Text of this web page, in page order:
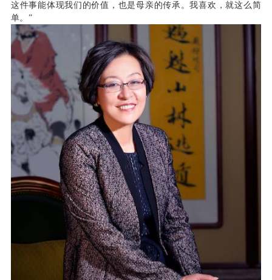
这件事能体现我们的价值，也是母亲的传承。我喜欢，就这么简
单。”